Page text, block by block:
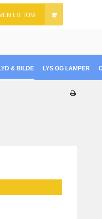
ER TOM
& BILDE LYS OG LAMPER